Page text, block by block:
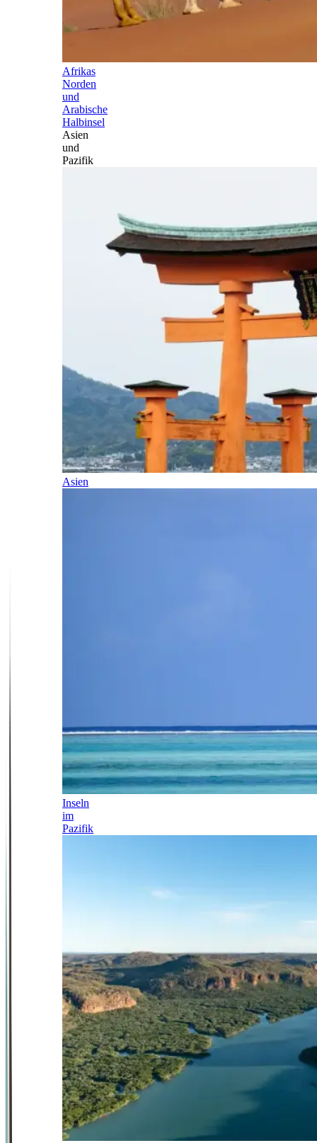
Afrikas
Norden
und
Arabische
Halbinsel
Asien
und
Pazifik
Asien
Inseln
im
Pazifik